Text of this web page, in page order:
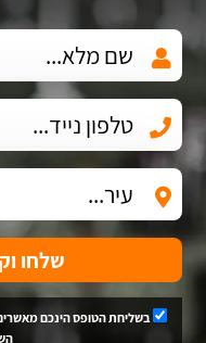
שלחו
בשליחת הטופס הינכם